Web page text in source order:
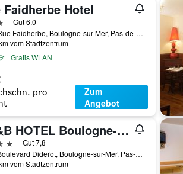
Faidherbe Hotel
Gut 6,0
10 Rue Faidherbe, Boulogne-sur-Mer, Pas-de-Calais, Frankreich
vom Stadtzentrum
Gratis WLAN
pro
Zum
Angebot
B&B HOTEL Boulogne-sur-Mer Centre Les Ports
Gut 7,8
11 Boulevard Diderot, Boulogne-sur-Mer, Pas-de-Calais, Frankreich
vom Stadtzentrum